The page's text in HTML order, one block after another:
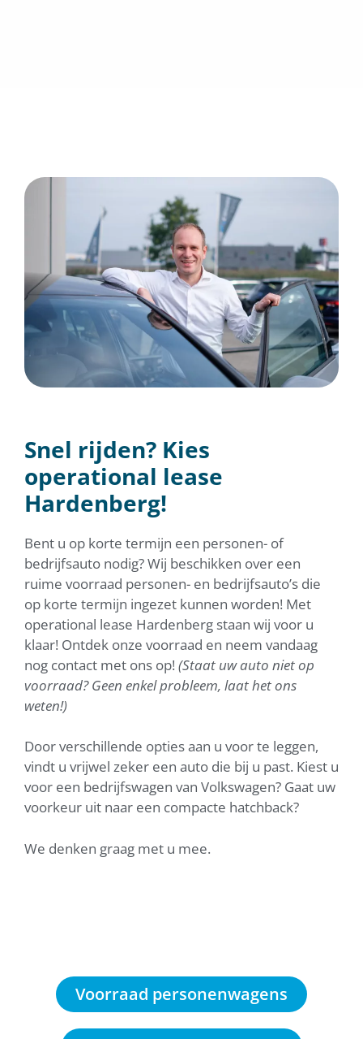
Snel rijden? Kies
operational lease
Hardenberg!
Bent u op korte termijn een personen- of
bedrijfsauto nodig? Wij beschikken over een
ruime voorraad personen- en bedrijfsauto’s die
op korte termijn ingezet kunnen worden! Met
operational lease Hardenberg staan wij voor u
klaar! Ontdek onze voorraad en neem vandaag
nog contact met ons op! (Staat uw auto niet op
voorraad? Geen enkel probleem, laat het ons
weten!)
Door verschillende opties aan u voor te leggen,
vindt u vrijwel zeker een auto die bij u past. Kiest u
voor een bedrijfswagen van Volkswagen? Gaat uw
voorkeur uit naar een compacte hatchback?
We denken graag met u mee.
Voorraad personenwagens